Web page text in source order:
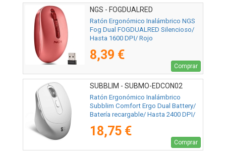
NGS - FOGDUALRED
Ratón Ergonómico Inalámbrico NGS
Fog Dual FOGDUALRED Silencioso/
Hasta 1600 DPI/ Rojo
8,39 €
Comprar
SUBBLIM - SUBMO-EDCON02
Ratón Ergonómico Inalámbrico
Subblim Comfort Ergo Dual Battery/
Batería recargable/ Hasta 2400 DPI/
18,75 €
Comprar